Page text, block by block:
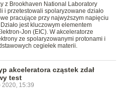
z Brookhaven National Laboratory
i przetestowali spolaryzowane działo
pracujące przy najwyższym napięciu
jest kluczowym elementem
Jon (EIC). W akceleratorze
ze spolaryzowanymi protonami i
cegiełek materii.
akceleratora cząstek zdał
test
2020, 15:39